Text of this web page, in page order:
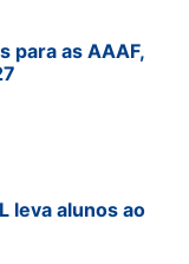
para as AAAF,
leva alunos ao